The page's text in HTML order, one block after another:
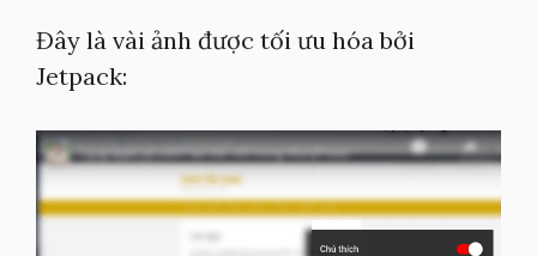
Đây là vài ảnh được tối ưu hóa bởi
Jetpack: